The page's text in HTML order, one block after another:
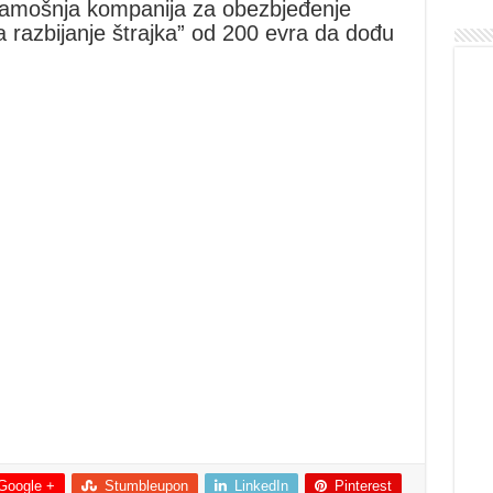
kompanija za obezbjeđenje
razbijanje štrajka” od 200 evra da dođu
+ Stumbleupon LinkedIn Pinterest